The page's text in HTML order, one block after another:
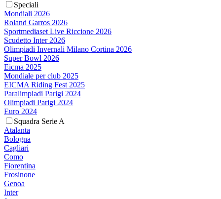
Speciali
Mondiali 2026
Roland Garros 2026
Sportmediaset Live Riccione 2026
Scudetto Inter 2026
Olimpiadi Invernali Milano Cortina 2026
Super Bowl 2026
Eicma 2025
Mondiale per club 2025
EICMA Riding Fest 2025
Paralimpiadi Parigi 2024
Olimpiadi Parigi 2024
Euro 2024
Squadra Serie A
Atalanta
Bologna
Cagliari
Como
Fiorentina
Frosinone
Genoa
Inter